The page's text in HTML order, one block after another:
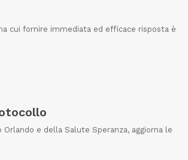
cui fornire immediata ed efficace risposta è
e della Salute Speranza, aggiorna le